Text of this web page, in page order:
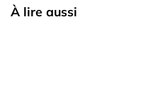
À lire aussi